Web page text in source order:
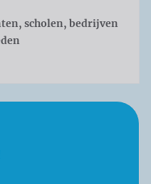
scholen, bedrijven